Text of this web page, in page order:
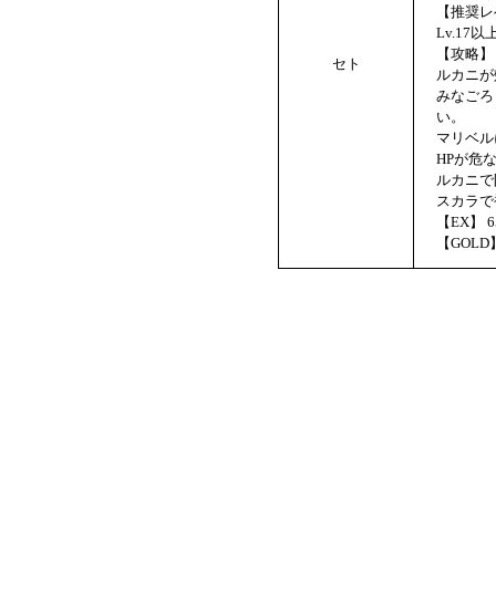
セト
【推奨
Lv.17以
【攻略】
ルカニ
みなご
い。
マリベ
HPが危
ルカニ
スカラ
【EX】
【